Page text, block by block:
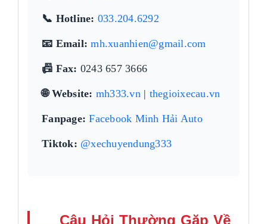
📞 Hotline: 033.204.6292
📧 Email: mh.xuanhien@gmail.com
📠 Fax: 0243 657 3666
🌐 Website: mh333.vn| thegioixecau.vn
Fanpage: Facebook Minh Hải Auto
Tiktok: @xechuyendung333
Câu Hỏi Thường Gặp Về